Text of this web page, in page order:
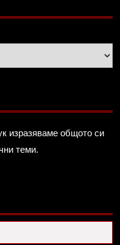
изразяваме общото си
теми.